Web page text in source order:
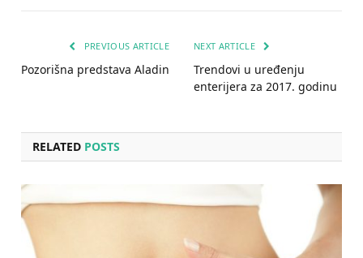
PREVIOUS ARTICLE
Pozorišna predstava Aladin
NEXT ARTICLE
Trendovi u uređenju
enterijera za 2017. godinu
RELATED POSTS